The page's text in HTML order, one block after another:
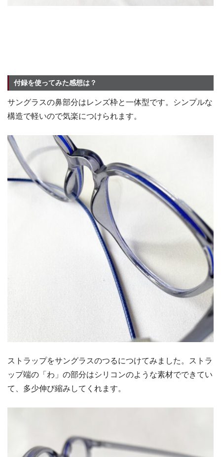
付録を使ってみた感想は？
サングラスの鼻部分はレンズ枠と一体型です。シンプルな
構造で軽いので気楽につけられます。
ストラップをサングラスのつるにつけてみました。ストラ
ップ端の「わ」の部分はシリコンのような素材でできてい
て、多少伸び縮みしてくれます。